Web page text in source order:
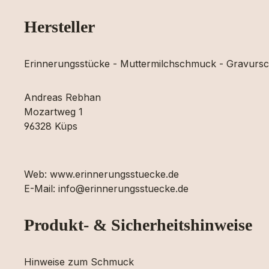
Hersteller
Erinnerungsstücke - Muttermilchschmuck -
Andreas Rebhan
Mozartweg 1
96328 Küps
Web: www.erinnerungsstuecke.de
E-Mail: info@erinnerungsstuecke.de
Produkt- & Sicherheitshinweise
Hinweise zum Schmuck